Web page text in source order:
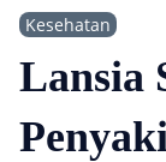
Kesehatan
Lansia